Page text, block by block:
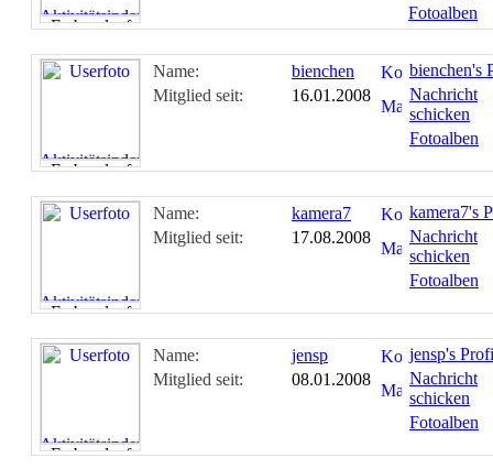
Fotoalben
Name:
bienchen
Mitglied seit:
16.01.2008
bienchen's
Nachricht
schicken
Fotoalben
Name:
kamera7
Mitglied seit:
17.08.2008
kamera7's
Nachricht
schicken
Fotoalben
Name:
jensp
Mitglied seit:
08.01.2008
jensp's
Nachricht
schicken
Fotoalben